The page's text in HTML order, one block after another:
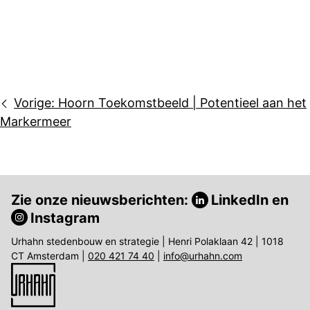
Bericht
navigatie
Vorige: Hoorn Toekomstbeeld | Potentieel aan het
Markermeer
Zie onze nieuwsberichten: LinkedIn en
Instagram
Urhahn stedenbouw en strategie | Henri Polaklaan 42 | 1018
CT Amsterdam | 020 421 74 40 info@urhahn.com